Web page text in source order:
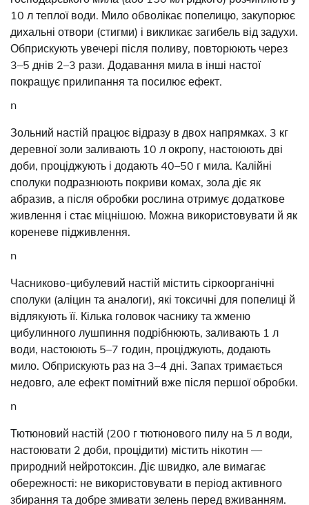
10 л теплої води. Мило обволікає попелицю, закупорює
дихальні отвори (стигми) і викликає загибель від задухи.
Обприскують увечері після поливу, повторюють через
3–5 днів 2–3 рази. Додавання мила в інші настої
покращує прилипання та посилює ефект.
n
Зольний настій працює відразу в двох напрямках. 3 кг
деревної золи заливають 10 л окропу, настоюють дві
доби, проціджують і додають 40–50 г мила. Калійні
сполуки подразнюють покриви комах, зола діє як
абразив, а після обробки рослина отримує додаткове
живлення і стає міцнішою. Можна використовувати й як
кореневе підживлення.
n
Часниково-цибулевий настій містить сіркоорганічні
сполуки (аліцин та аналоги), які токсичні для попелиці й
відлякують її. Кілька головок часнику та жменю
цибулинного лушпиння подрібнюють, заливають 1 л
води, настоюють 5–7 годин, проціджують, додають
мило. Обприскують раз на 3–4 дні. Запах тримається
недовго, але ефект помітний вже після першої обробки.
n
Тютюновий настій (200 г тютюнового пилу на 5 л води,
настоювати 2 доби, процідити) містить нікотин —
природний нейротоксин. Діє швидко, але вимагає
обережності: не використовувати в період активного
збирання та добре змивати зелень перед вживанням.